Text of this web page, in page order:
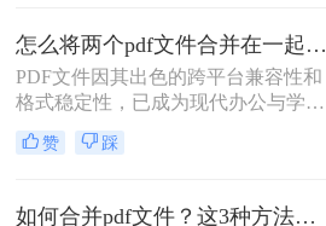
整合为完整文档。
怎么将两个pdf文件合并在一起？五大方法全面解析！
PDF文件因其出色的跨平台兼容性和
格式稳定性，已成为现代办公与学术
交流中不可或缺的文件格式。然而，
当我们面对需要整合多个PDF文档的
任务就成为了一个常见挑战。
赞 踩
如何合并pdf文件？这3种方法让你效率翻倍！